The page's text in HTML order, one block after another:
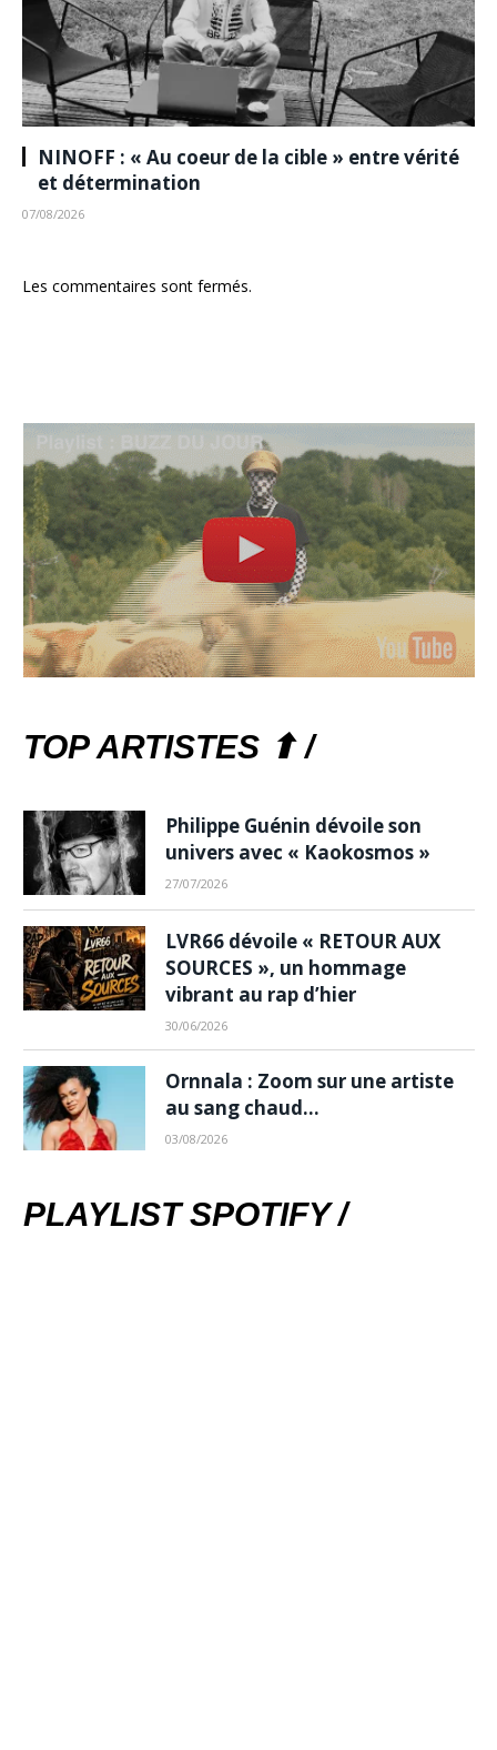
NINOFF : « Au coeur de la cible » entre vérité
et détermination
07/08/2026
Les commentaires sont fermés.
TOP ARTISTES ⬆ /
Philippe Guénin dévoile son
univers avec « Kaokosmos »
27/07/2026
LVR66 dévoile « RETOUR AUX
SOURCES », un hommage
vibrant au rap d’hier
30/06/2026
Ornnala : Zoom sur une artiste
au sang chaud…
03/08/2026
PLAYLIST SPOTIFY /